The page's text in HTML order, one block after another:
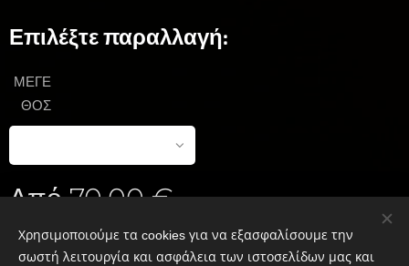
Επιλέξτε παραλλαγή:
ΜΕΓΕ
ΘΟΣ
Από70,00€
Χρησιμοποιούμε τα cookies για να εξασφαλίσουμε την
σωστή λειτουργία και ασφάλεια των ιστοσελίδων μας και